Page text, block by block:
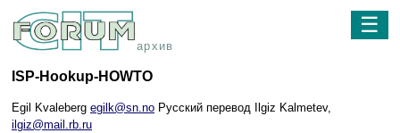
архив
☰
ISP-Hookup-HOWTO
Egil Kvaleberg egilk@sn.no Русский перевод Ilgiz Kalmetev,
ilgiz@mail.rb.ru